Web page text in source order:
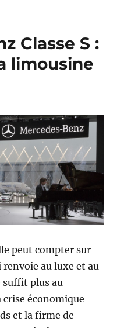
Classe S :
limousine
peut compter sur
au luxe et au
suffit plus au
crise économique
et la firme de